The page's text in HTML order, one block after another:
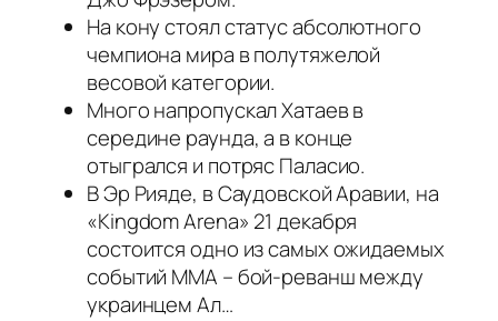
На кону стоял статус абсолютного
чемпиона мира в полутяжелой
весовой категории.
Много напропускал Хатаев в
середине раунда, а в конце
отыгрался и потряс Паласио.
В Эр Рияде, в Саудовской Аравии, на
«Kingdom Arena» 21 декабря
состоится одно из самых ожидаемых
событий ММА – бой-реванш между
украинцем Ал…